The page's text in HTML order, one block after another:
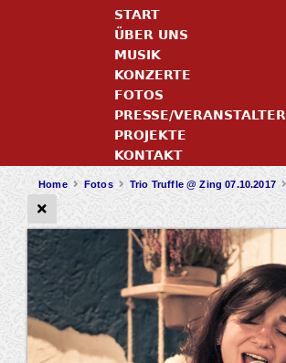
Home Fotos Trio Truffle @ Zing 07.10.2017
START
ÜBER UNS
MUSIK
KONZERTE
FOTOS
PRESSE/VERANSTALTER
PROJEKTE
KONTAKT